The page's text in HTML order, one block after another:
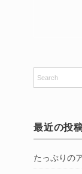
最近の投
たっぷりの